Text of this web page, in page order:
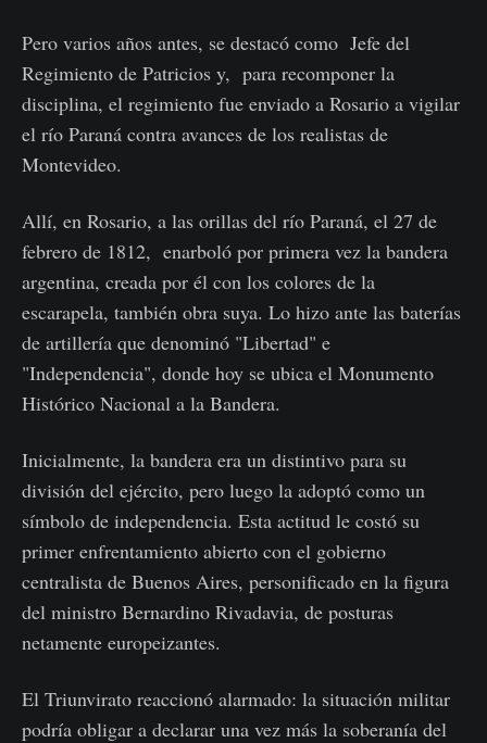
Pero varios años antes, se destacó como Jefe del
Regimiento de Patricios y, para recomponer la
disciplina, el regimiento fue enviado a Rosario a vigilar
el río Paraná contra avances de los realistas de
Montevideo.
Allí, en Rosario, a las orillas del río Paraná, el 27 de
febrero de 1812, enarboló por primera vez la bandera
argentina, creada por él con los colores de la
escarapela, también obra suya. Lo hizo ante las baterías
de artillería que denominó "Libertad" e
"Independencia", donde hoy se ubica el Monumento
Histórico Nacional a la Bandera.
Inicialmente, la bandera era un distintivo para su
división del ejército, pero luego la adoptó como un
símbolo de independencia. Esta actitud le costó su
primer enfrentamiento abierto con el gobierno
centralista de Buenos Aires, personificado en la figura
del ministro Bernardino Rivadavia, de posturas
netamente europeizantes.
El Triunvirato reaccionó alarmado: la situación militar
podría obligar a declarar una vez más la soberanía del